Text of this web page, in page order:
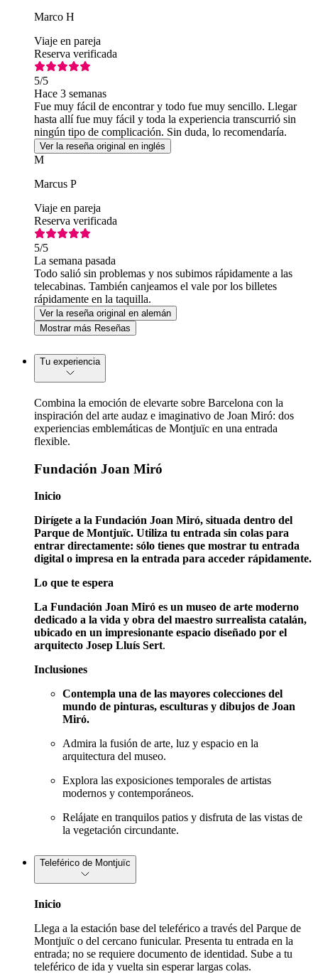
Marco H
Viaje en pareja
Reserva verificada
5/5
Hace 3 semanas
Fue muy fácil de encontrar y todo fue muy sencillo. Llegar
hasta allí fue muy fácil y toda la experiencia transcurrió sin
ningún tipo de complicación. Sin duda, lo recomendaría.
Ver la reseña original en inglés
M
Marcus P
Viaje en pareja
Reserva verificada
5/5
La semana pasada
Todo salió sin problemas y nos subimos rápidamente a las
telecabinas. También canjeamos el vale por los billetes
rápidamente en la taquilla.
Ver la reseña original en alemán
Mostrar más Reseñas
Tu experiencia
Combina la emoción de elevarte sobre Barcelona con la
inspiración del arte audaz e imaginativo de Joan Miró: dos
experiencias emblemáticas de Montjuïc en una entrada
flexible.
Fundación Joan Miró
Inicio
Dirígete a la Fundación Joan Miró, situada dentro del
Parque de Montjuïc. Utiliza tu entrada sin colas para
entrar directamente: sólo tienes que mostrar tu entrada
digital o impresa en la entrada para acceder rápidamente.
Lo que te espera
La Fundación Joan Miró es un museo de arte moderno
dedicado a la vida y obra del maestro surrealista catalán,
ubicado en un impresionante espacio diseñado por el
arquitecto Josep Lluís Sert.
Inclusiones
Contempla una de las mayores colecciones del
mundo de pinturas, esculturas y dibujos de Joan
Miró.
Admira la fusión de arte, luz y espacio en la
arquitectura del museo.
Explora las exposiciones temporales de artistas
modernos y contemporáneos.
Relájate en tranquilos patios y disfruta de las vistas de
la vegetación circundante.
Teleférico de Montjuïc
Inicio
Llega a la estación base del teleférico a través del Parque de
Montjuïc o del cercano funicular. Presenta tu entrada en la
entrada; no se requiere documento de identidad. Sube a tu
teleférico de ida y vuelta sin esperar largas colas.